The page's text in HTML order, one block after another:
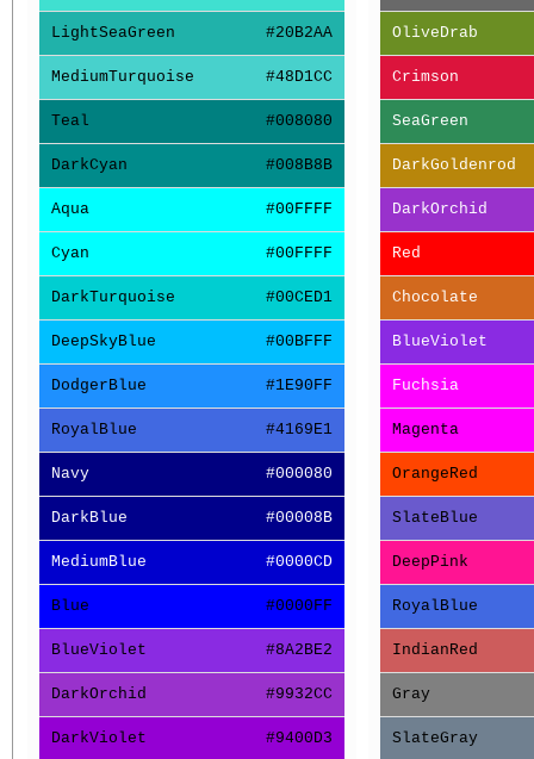
LightSeaGreen #20B2AA
MediumTurquoise #48D1CC
Teal #008080
DarkCyan #008B8B
Aqua #00FFFF
Cyan #00FFFF
DarkTurquoise #00CED1
DeepSkyBlue #00BFFF
DodgerBlue #1E90FF
RoyalBlue #4169E1
Navy #000080
DarkBlue #00008B
MediumBlue #0000CD
Blue #0000FF
BlueViolet #8A2BE2
DarkOrchid #9932CC
DarkViolet #9400D3
OliveDrab
Crimson
SeaGreen
DarkGoldenrod
DarkOrchid
Red
Chocolate
BlueViolet
Fuchsia
Magenta
OrangeRed
SlateBlue
DeepPink
RoyalBlue
IndianRed
Gray
SlateGray